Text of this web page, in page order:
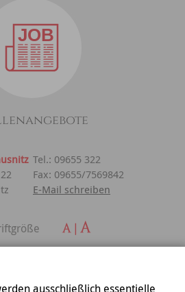
Tel.: 09655 322
Fax: 09655/7569842
E-Mail schreiben
ausschließlich essentielle